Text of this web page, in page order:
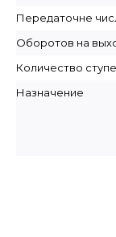
Передаточне
Оборотов на
Количество
Назначение